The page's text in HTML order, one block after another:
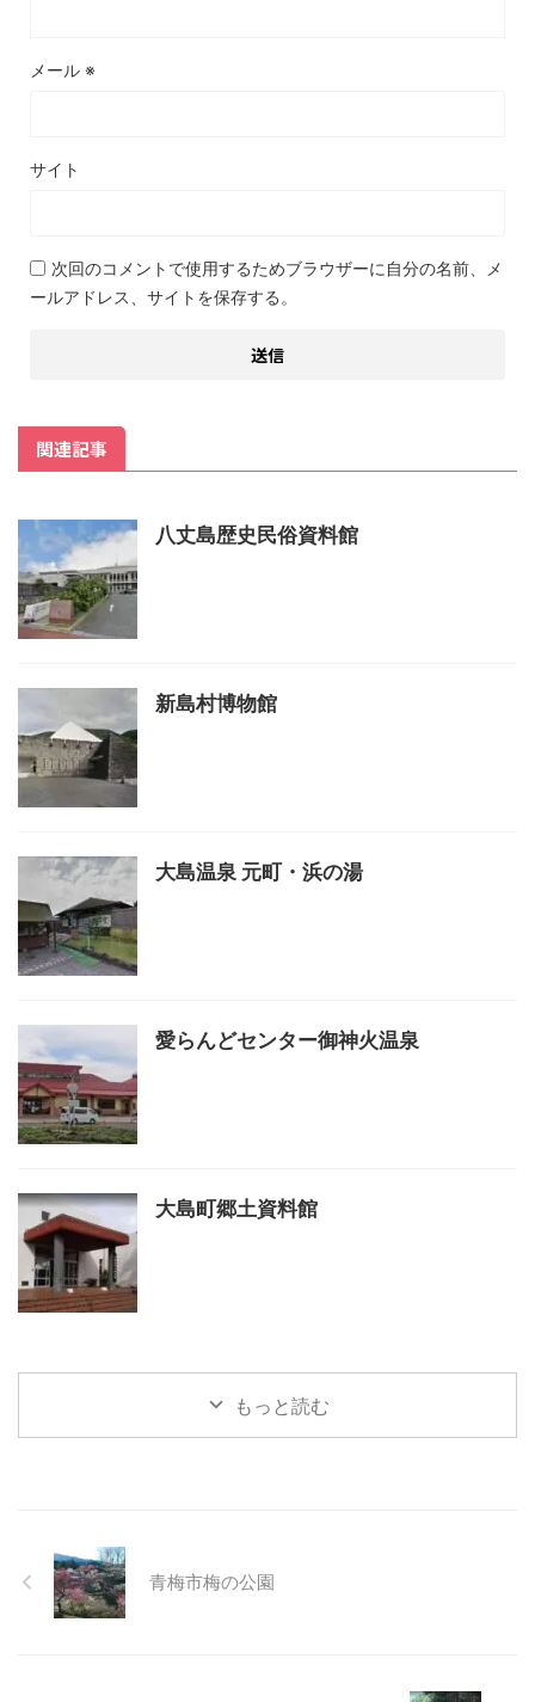
メール ※
サイト
次回のコメントで使用するためブラウザーに自分の名前、メ
ールアドレス、サイトを保存する。
関連記事
八丈島歴史民俗資料館
新島村博物館
大島温泉 元町・浜の湯
愛らんどセンター御神火温泉
大島町郷土資料館
もっと読む
青梅市梅の公園